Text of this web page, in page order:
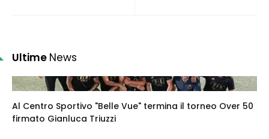
Ultime News
Al Centro Sportivo "Belle Vue" termina il torneo Over 50
firmato Gianluca Triuzzi